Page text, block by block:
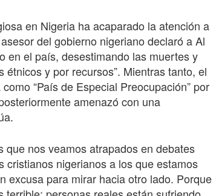
en Nigeria ha acaparado la atención a
del gobierno nigeriano declaró a Al
en el país, desestimando las muertes y
y por recursos”. Mientras tanto, el
“País de Especial Preocupación” por
amenazó con una
nos veamos atrapados en debates
nigerianos a los que estamos
excusa para mirar hacia otro lado. Porque